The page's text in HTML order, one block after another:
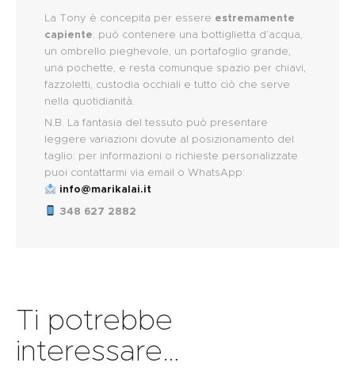
La Tony è concepita per essere estremamente
capiente: può contenere una bottiglietta d’acqua,
un ombrello pieghevole, un portafoglio grande,
una pochette, e resta comunque spazio per chiavi,
fazzoletti, custodia occhiali e tutto ciò che serve
nella quotidianità.
N.B. La fantasia del tessuto può presentare
leggere variazioni dovute al posizionamento del
taglio: per informazioni o richieste personalizzate
puoi contattarmi via email o WhatsApp:
info@marikalai.it
348 627 2882
Ti potrebbe
interessare…